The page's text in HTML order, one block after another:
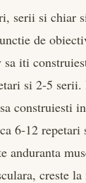
serii si chiar
de
iti
si 2-5 serii.
construiesti
6-12 repetari
anduranta
creste